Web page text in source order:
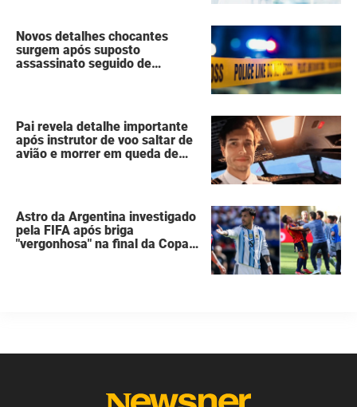
Novos detalhes chocantes
surgem após suposto
assassinato seguido de
Pai revela detalhe importante
após instrutor de voo saltar de
avião e morrer em queda de
Astro da Argentina investigado
pela FIFA após briga
"vergonhosa" na final da Copa